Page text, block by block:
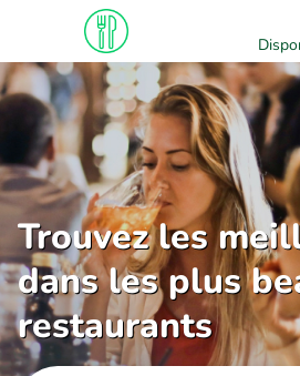
Trouvez les
dans les plus
restaurants